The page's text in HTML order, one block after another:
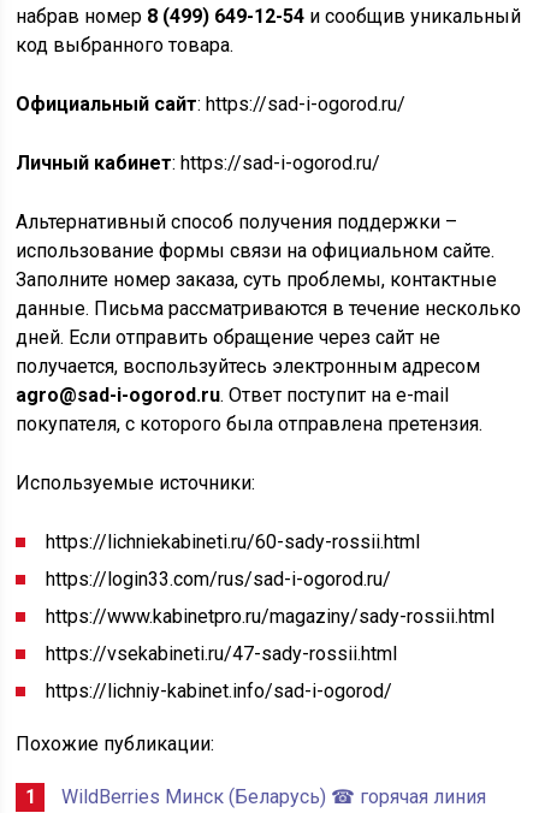
набрав номер 8 (499) 649-12-54 и сообщив уникальный
код выбранного товара.
Официальный сайт: https://sad-i-ogorod.ru/
Личный кабинет: https://sad-i-ogorod.ru/
Альтернативный способ получения поддержки –
использование формы связи на официальном сайте.
Заполните номер заказа, суть проблемы, контактные
данные. Письма рассматриваются в течение несколько
дней. Если отправить обращение через сайт не
получается, воспользуйтесь электронным адресом
agro@sad-i-ogorod.ru. Ответ поступит на e-mail
покупателя, с которого была отправлена претензия.
Используемые источники:
https://lichniekabineti.ru/60-sady-rossii.html
https://login33.com/rus/sad-i-ogorod.ru/
https://www.kabinetpro.ru/magaziny/sady-rossii.html
https://vsekabineti.ru/47-sady-rossii.html
https://lichniy-kabinet.info/sad-i-ogorod/
Похожие публикации:
WildBerries Минск (Беларусь) ☎ горячая линия